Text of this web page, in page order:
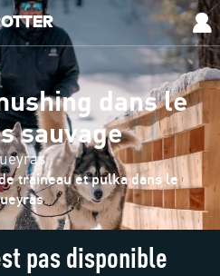
dans le
sauvage
traineau et pulka dans le
pas disponible